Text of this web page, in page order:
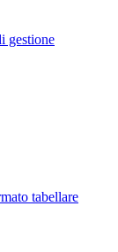
gestione
tabellare